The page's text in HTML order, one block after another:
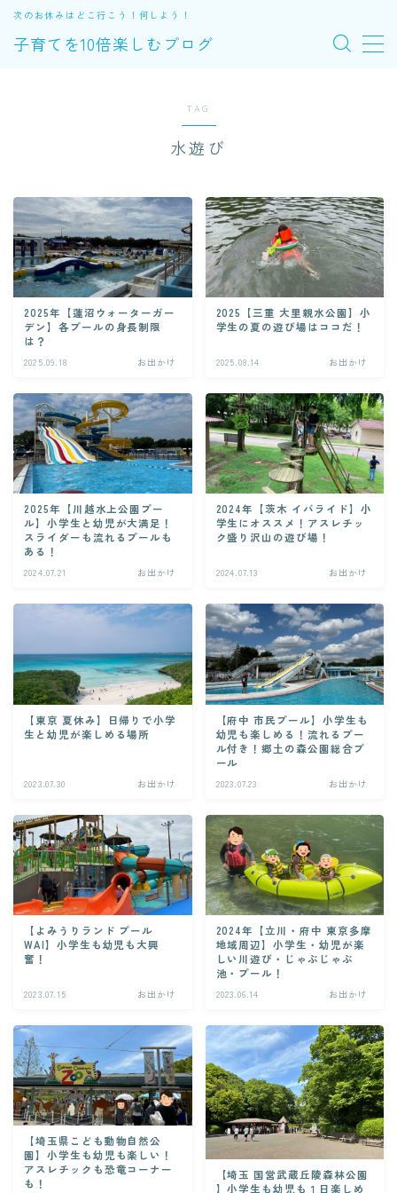
子育てを10倍楽しむブログ
次のお休みはどこ行こう！何しよう！
体験
エトセトラ
子育ての裏ワザ
TAG
水遊び
2025年【蓮沼ウォーターガー
デン】各プールの身長制限
は？
2025.09.18 お出かけ
2025【三重 大里親水公園】小
学生の夏の遊び場はココだ！
2025.08.14 お出かけ
2025年【川越水上公園プー
ル】小学生と幼児が大満足！
スライダーも流れるプールも
ある！
2024.07.21 お出かけ
2024年【茨木 イバライド】小
学生にオススメ！アスレチッ
ク盛り沢山の遊び場！
2024.07.13 お出かけ
【東京 夏休み】日帰りで小学
生と幼児が楽しめる場所
2023.07.30 お出かけ
【府中 市民プール】小学生も
幼児も楽しめる！流れるプー
ル付き！郷土の森公園総合プ
ール
2023.07.23 お出かけ
【よみうりランド プール
WAI】小学生も幼児も大興
奮！
2023.07.15 お出かけ
2024年【立川・府中 東京多摩
地域周辺】小学生・幼児が楽
しい川遊び・じゃぶじゃぶ
池・プール！
2023.06.14 お出かけ
【埼玉県こども動物自然公
園】小学生も幼児も楽しい！
アスレチックも恐竜コーナー
も！
【埼玉 国営武蔵丘陵森林公園
】小学生も幼児も１日楽しめ